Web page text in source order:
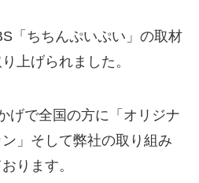
「ちちんぷいぷい」の取材
上げられました。
げで全国の方に「オリジナ
」そして弊社の取り組み
ります。